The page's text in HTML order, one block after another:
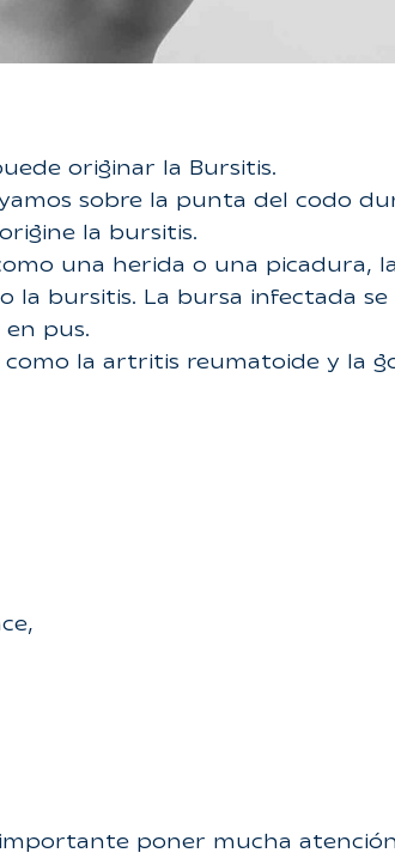
originar la Bursitis.
sobre la punta del codo
la bursitis.
una herida o una picadura,
la bursitis. La bursa infectada
pus.
como la artritis reumatoide y la
poner mucha